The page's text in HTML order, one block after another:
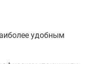
удобным